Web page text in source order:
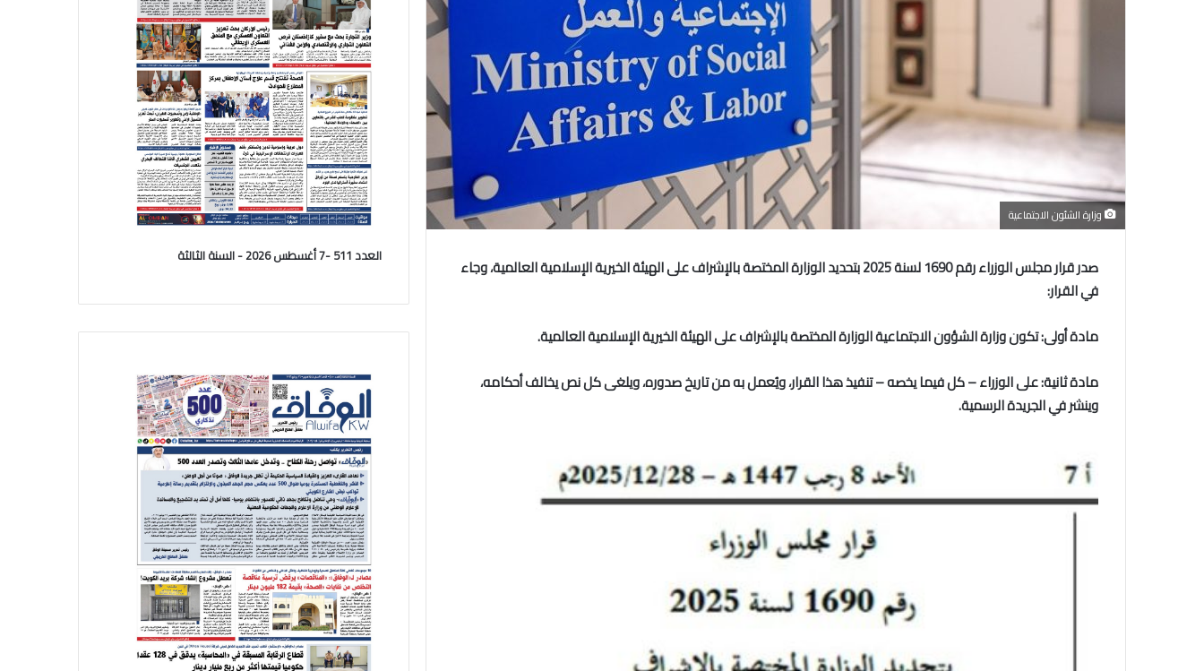
وزارة الشئون الاجتماعية
صدر قرار مجلس الوزراء رقم 1690 لسنة 2025 بتحديد الوزارة المختصة بالإشراف على الهيئة الخيرية الإسلامية العالمية، وجاء
في القرار:
مادة أولى:تكون وزارة الشؤون الاجتماعية الوزارة المختصة بالإشراف على الهيئة الخيرية الإسلامية العالمية.
مادة ثانية:على الوزراء – كل فيما يخصه – تنفيذ هذا القرار، ويُعمل به من تاريخ صدوره، ويلغى كل نص يخالف أحكامه،
وينشر في الجريدة الرسمية.
العدد 511 -7 أغسطس 2026 - السنة الثالثة